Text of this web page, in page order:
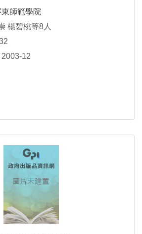
東師範學院
楊碧桃等8人
12